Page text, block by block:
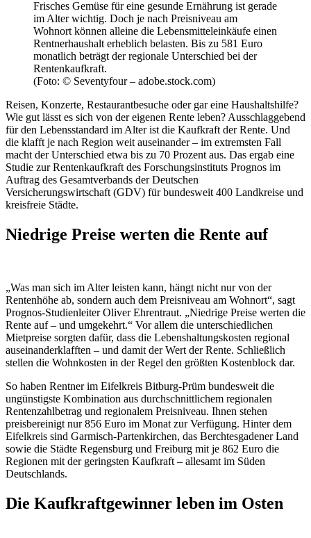
Frisches Gemüse für eine gesunde Ernährung ist gerade
im Alter wichtig. Doch je nach Preisniveau am
Wohnort können alleine die Lebensmitteleinkäufe einen
Rentnerhaushalt erheblich belasten. Bis zu 581 Euro
monatlich beträgt der regionale Unterschied bei der
Rentenkaufkraft.
(Foto: © Seventyfour – adobe.stock.com)
Reisen, Konzerte, Restaurantbesuche oder gar eine Haushaltshilfe?
Wie gut lässt es sich von der eigenen Rente leben? Ausschlaggebend
für den Lebensstandard im Alter ist die Kaufkraft der Rente. Und
die klafft je nach Region weit auseinander – im extremsten Fall
macht der Unterschied etwa bis zu 70 Prozent aus. Das ergab eine
Studie zur Rentenkaufkraft des Forschungsinstituts Prognos im
Auftrag des Gesamtverbands der Deutschen
Versicherungswirtschaft (GDV) für bundesweit 400 Landkreise und
kreisfreie Städte.
Niedrige Preise werten die Rente auf
„Was man sich im Alter leisten kann, hängt nicht nur von der
Rentenhöhe ab, sondern auch dem Preisniveau am Wohnort“, sagt
Prognos-Studienleiter Oliver Ehrentraut. „Niedrige Preise werten die
Rente auf – und umgekehrt.“ Vor allem die unterschiedlichen
Mietpreise sorgten dafür, dass die Lebenshaltungskosten regional
auseinanderklafften – und damit der Wert der Rente. Schließlich
stellen die Wohnkosten in der Regel den größten Kostenblock dar.
So haben Rentner im Eifelkreis Bitburg-Prüm bundesweit die
ungünstigste Kombination aus durchschnittlichem regionalen
Rentenzahlbetrag und regionalem Preisniveau. Ihnen stehen
preisbereinigt nur 856 Euro im Monat zur Verfügung. Hinter dem
Eifelkreis sind Garmisch-Partenkirchen, das Berchtesgadener Land
sowie die Städte Regensburg und Freiburg mit je 862 Euro die
Regionen mit der geringsten Kaufkraft – allesamt im Süden
Deutschlands.
Die Kaufkraftgewinner leben im Osten